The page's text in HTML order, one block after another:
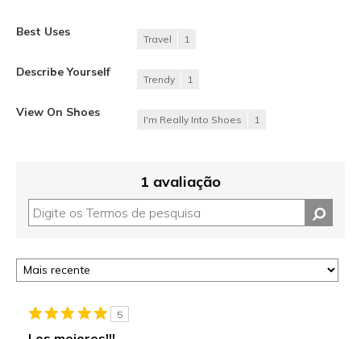
Best Uses
Travel 1
Describe Yourself
Trendy 1
View On Shoes
I'm Really Into Shoes 1
1 avaliação
5